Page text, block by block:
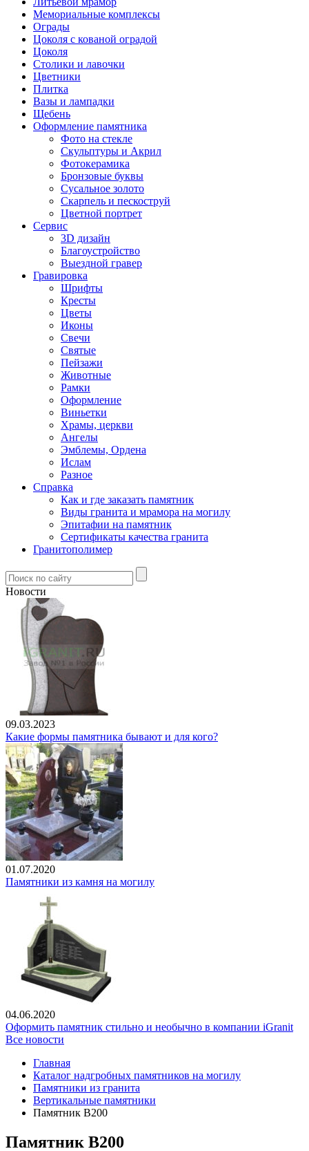
Мемориальные комплексы
Ограды
Цоколя с кованой оградой
Цоколя
Столики и лавочки
Цветники
Плитка
Вазы и лампадки
Щебень
Оформление памятника
Фото на стекле
Скульптуры и Акрил
Фотокерамика
Бронзовые буквы
Сусальное золото
Скарпель и пескоструй
Цветной портрет
Сервис
3D дизайн
Благоустройство
Выездной гравер
Гравировка
Шрифты
Кресты
Цветы
Иконы
Свечи
Святые
Пейзажи
Животные
Рамки
Оформление
Виньетки
Храмы, церкви
Ангелы
Эмблемы, Ордена
Ислам
Разное
Справка
Как и где заказать памятник
Виды гранита и мрамора на могилу
Эпитафии на памятник
Сертификаты качества гранита
Гранитополимер
Новости
09.03.2023
Какие формы памятника бывают и для кого?
01.07.2020
Памятники из камня на могилу
04.06.2020
Оформить памятник стильно и необычно в компании iGranit
Все новости
Главная
Каталог надгробных памятников на могилу
Памятники из гранита
Вертикальные памятники
Памятник В200
Памятник В200